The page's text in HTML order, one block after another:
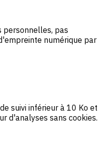
personnelles, pas
numérique par
suivi inférieur à 10 Ko et
d'analyses sans cookies.